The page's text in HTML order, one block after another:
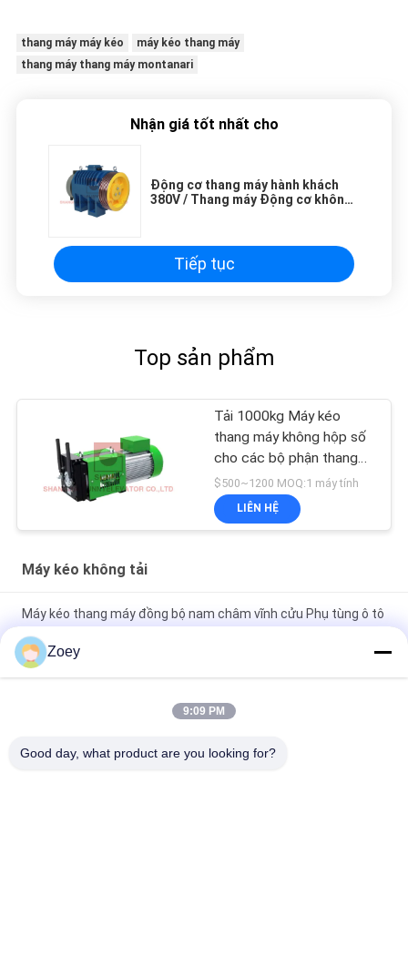
thang máy máy kéo
máy kéo thang máy
thang máy thang máy montanari
Nhận giá tốt nhất cho
Động cơ thang máy hành khách
380V / Thang máy Động cơ không
Tiếp tục
Top sản phẩm
Tải 1000kg Máy kéo
thang máy không hộp số
cho các bộ phận thang
máy
$500~1200 MOQ:1 máy tính
LIÊN HỆ
Máy kéo không tải
Máy kéo thang máy đồng bộ nam châm vĩnh cửu Phụ tùng ô tô
1600kg
30kN 330kg Trọng lượng trục tải Động cơ máy kéo không hộp
có phanh khối cho phụ tùng thang máy
Zoey
9:09 PM
Good day, what product are you looking for?